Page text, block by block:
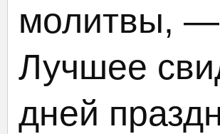
молитвы, —
Лучшее
дней